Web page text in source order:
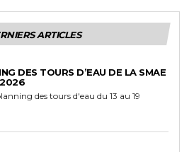
ARTICLES
DES TOURS D’EAU DE LA SMAE
2026
des tours d'eau du 13 au 19